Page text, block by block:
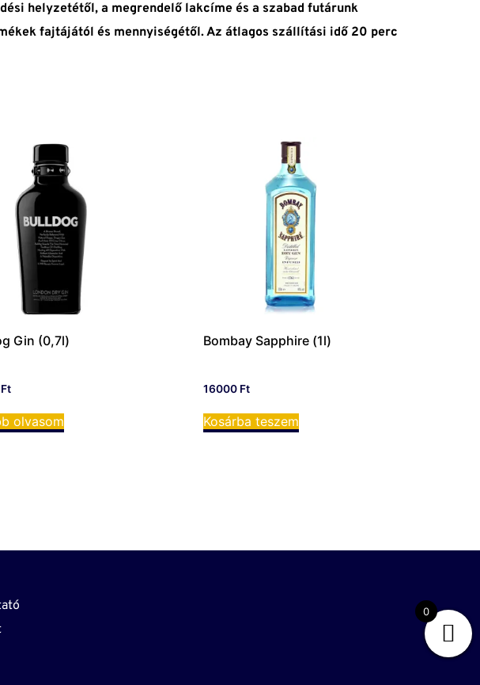
helyzetétől, a megrendelő lakcíme és a szabad futárunk
fajtájától és mennyiségétől. Az átlagos szállítási idő 20 perc
Gin (0,7l)
Ft
olvasom
Bombay Sapphire (1l)
16000 Ft
Kosárba teszem
0